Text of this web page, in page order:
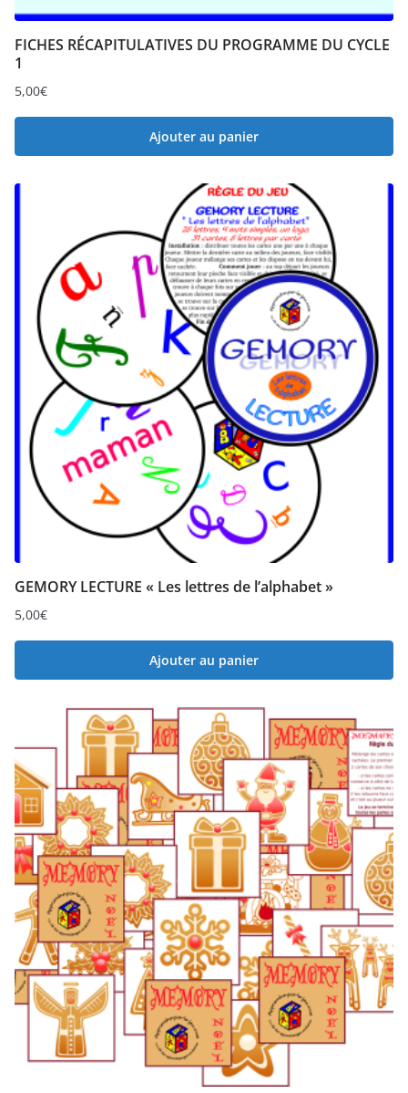
FICHES RÉCAPITULATIVES DU PROGRAMME DU CYCLE
1
5,00€
Ajouter au panier
GEMORY LECTURE « Les lettres de l’alphabet »
5,00€
Ajouter au panier